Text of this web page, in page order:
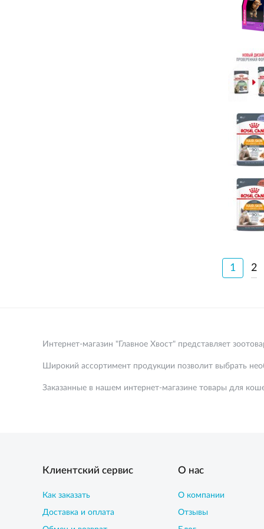
1 2
Интернет-магазин "Главное Хвост" представляет
Широкий ассортимент продукции позволит выбрать
Заказанные в нашем интернет-магазине товары для
Клиентский сервис
Как заказать
Доставка и оплата
О нас
О компании
Отзывы